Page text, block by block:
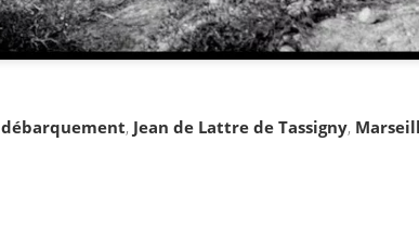
débarquement, Jean de Lattre de Tassigny,